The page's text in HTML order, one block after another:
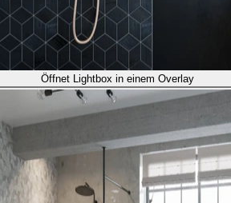
Öffnet Lightbox in einem Overlay